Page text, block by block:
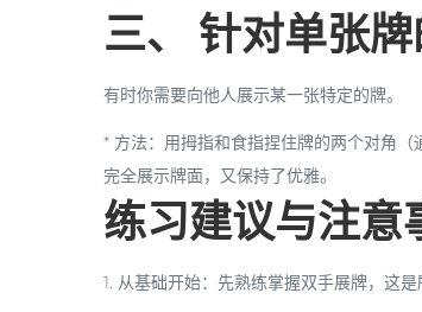
三、 针对单张
有时你需要向他人展示某一张特定的牌。
* 方法：用拇指和食指捏住牌的两个对角
完全展示牌面，又保持了优雅。
练习建议与注意
1. 从基础开始：先熟练掌握双手展牌，这是